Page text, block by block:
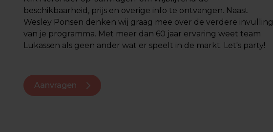
beschikbaarheid, prijs en overige info te ontvangen. Naast
Wesley Ponsen denken wij graag mee over de verdere invulling
van je programma. Met meer dan 60 jaar ervaring weet team
Lukassen als geen ander wat er speelt in de markt. Let's party!
Aanvragen